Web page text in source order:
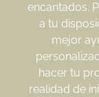
encantados.
a tu
mejor
hacer tu
realidad de